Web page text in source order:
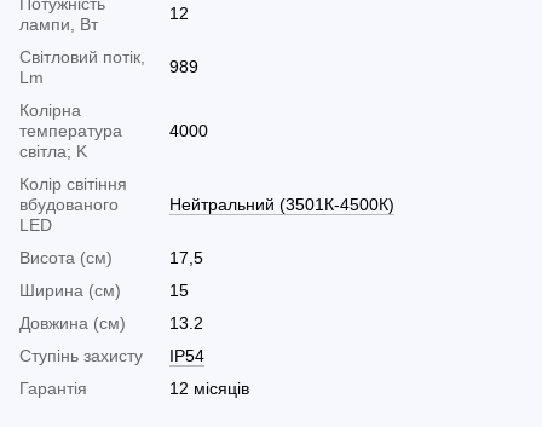
Потужність
лампи, Вт
12
Світловий потік,
Lm
989
Колірна
температура
світла; K
4000
Колір світіння
вбудованого
LED
Нейтральний (3501К-4500К)
Висота (см)
17,5
Ширина (см)
15
Довжина (см)
13.2
Ступінь захисту
IP54
Гарантія
12 місяців